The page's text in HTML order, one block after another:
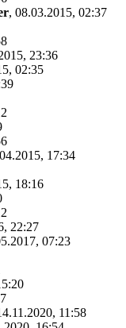
, 08.03.2015, 02:37
23:36
02:35
17:34
18:16
22:27
07:23
11:58